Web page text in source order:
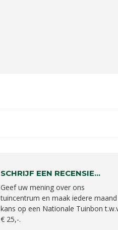
SCHRIJF EEN RECENSIE...
Geef uw mening over ons
tuincentrum en maak iedere maand
kans op een Nationale Tuinbon
€ 25,-.